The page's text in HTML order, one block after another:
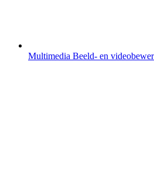
Multimedia Beeld- en